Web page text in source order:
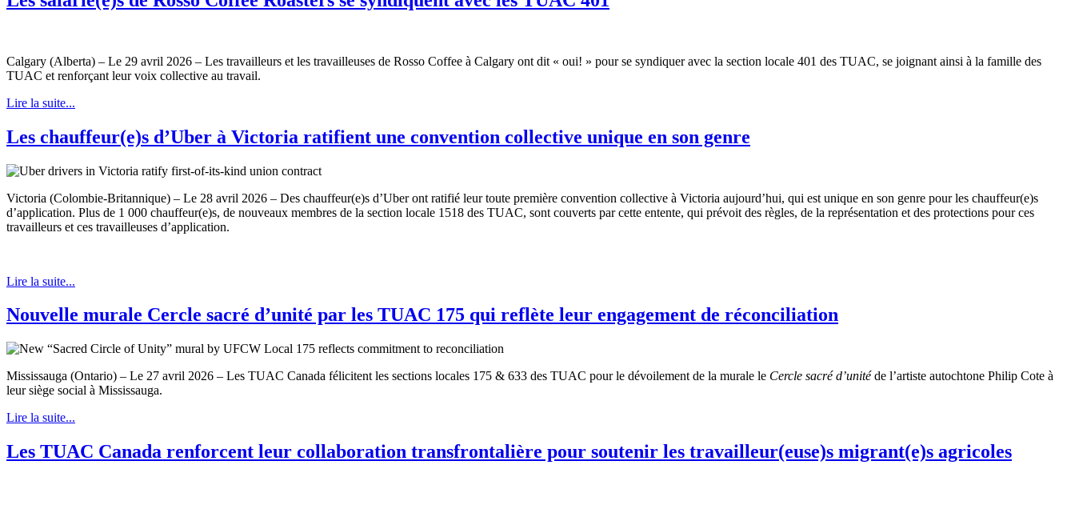
Calgary (Alberta) – Le 29 avril 2026 – Les travailleurs et les travailleuses de Rosso Coffee à Calgary ont dit « oui! » pour se syndiquer avec la section locale 401 des TUAC, se joignant ainsi à la famille des
TUAC et renforçant leur voix collective au travail.
Lire la suite...
Les chauffeur(e)s d’Uber à Victoria ratifient une convention collective unique en son genre
Victoria (Colombie-Britannique) – Le 28 avril 2026 – Des chauffeur(e)s d’Uber ont ratifié leur toute première convention collective à Victoria aujourd’hui, qui est unique en son genre pour les chauffeur(e)s
d’application. Plus de 1 000 chauffeur(e)s, de nouveaux membres de la section locale 1518 des TUAC, sont couverts par cette entente, qui prévoit des règles, de la représentation et des protections pour ces
travailleurs et ces travailleuses d’application.
Lire la suite...
Nouvelle murale Cercle sacré d’unité par les TUAC 175 qui reflète leur engagement de réconciliation
Mississauga (Ontario) – Le 27 avril 2026 – Les TUAC Canada félicitent les sections locales 175 & 633 des TUAC pour le dévoilement de la murale le Cercle sacré d’unitéde l’artiste autochtone Philip Cote à
leur siège social à Mississauga.
Lire la suite...
Les TUAC Canada renforcent leur collaboration transfrontalière pour soutenir les travailleur(euse)s migrant(e)s agricoles